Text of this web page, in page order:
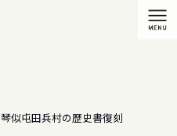
琴似屯田兵村の歴史書復刻